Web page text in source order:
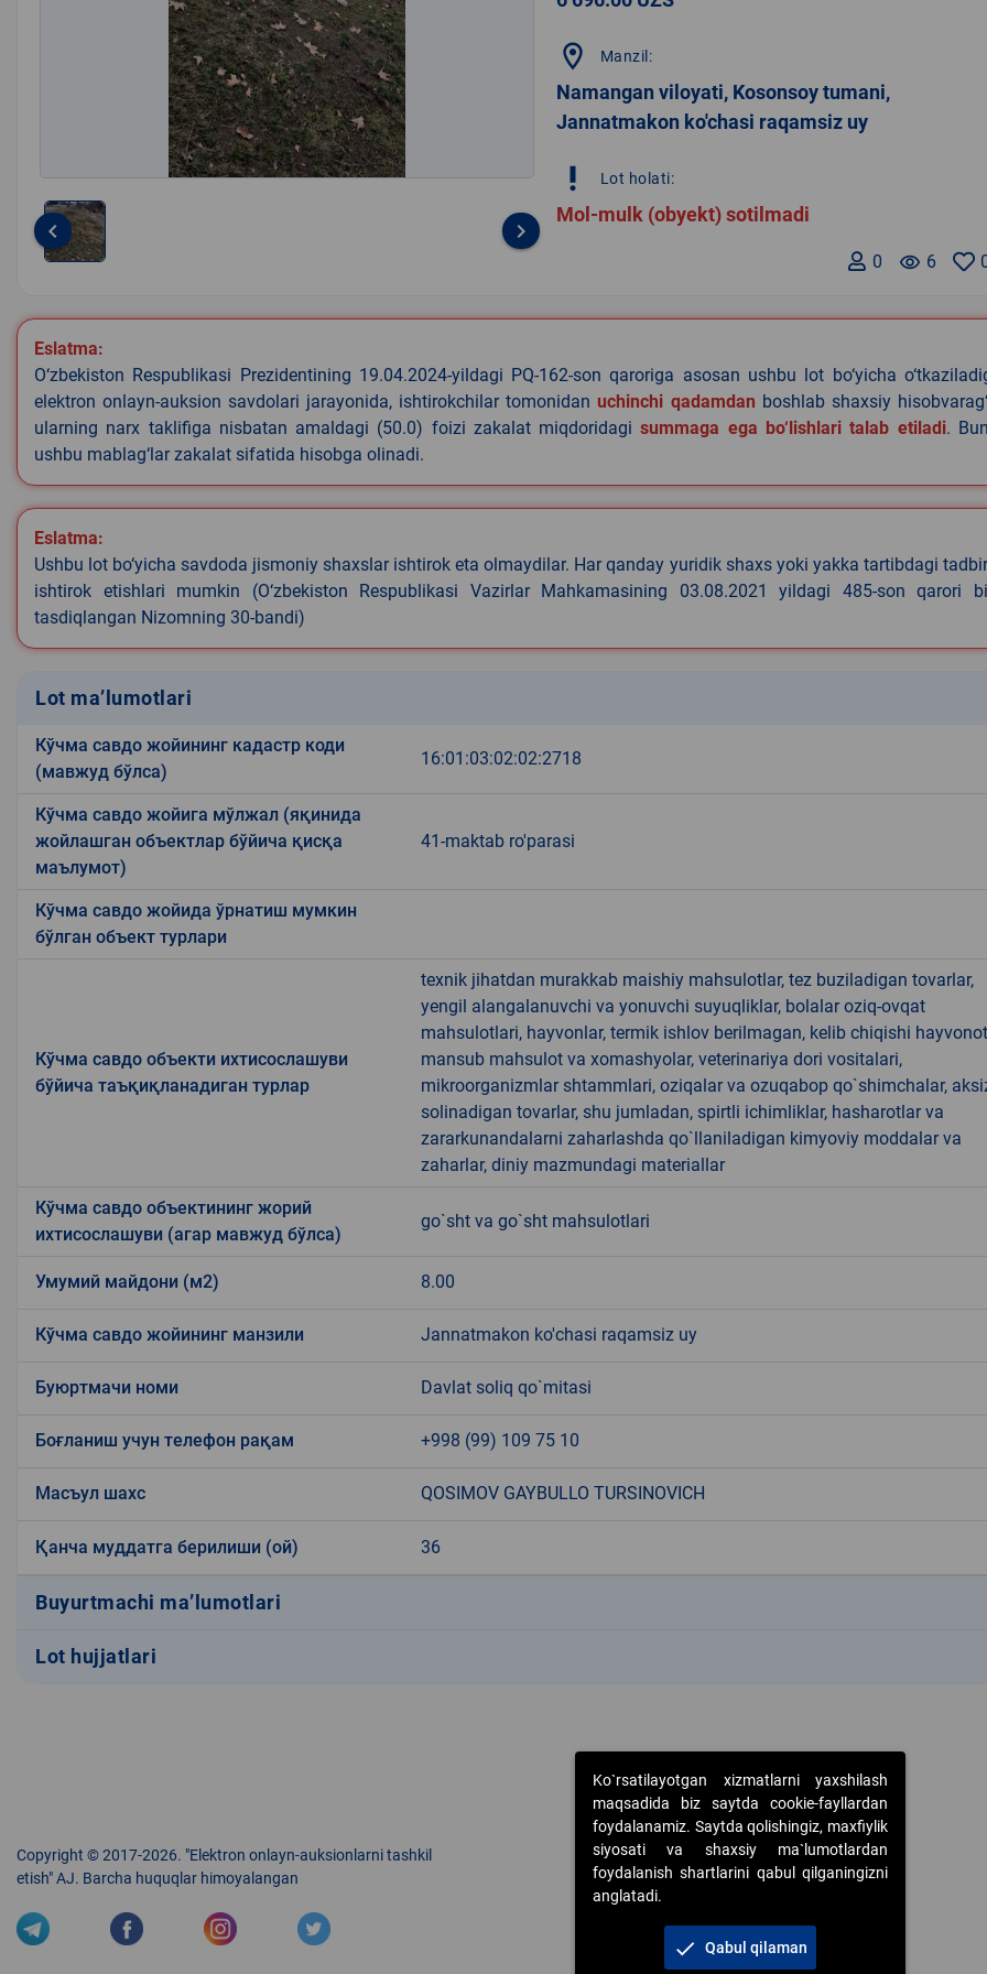
of
1
keyboard_arrow_left keyboard_arrow_right
location_on Manzil:
Namangan viloyati, Kosonsoy tumani,
Jannatmakon ko'chasi raqamsiz uy
priority_high Lot holati:
Mol-mulk (obyekt) sotilmadi
remove_red_eye 6
0
Eslatma:
O‘zbekiston Respublikasi Prezidentining 19.04.2024-yildagi PQ-162-son qaroriga asosan ushbu lot bo‘yicha
elektron onlayn-auksion savdolari jarayonida, ishtirokchilar tomonidanuchinchi qadamdan boshlab shaxsiy
ularning narx taklifiga nisbatan amaldagi (50.0) foizi zakalat miqdoridagisummaga ega bo‘lishlari talab etiladi.
ushbu mablag‘lar zakalat sifatida hisobga olinadi.
Eslatma:
Ushbu lot bo‘yicha savdoda jismoniy shaxslar ishtirok eta olmaydilar. Har qanday yuridik shaxs yoki yakka tartibdagi
ishtirok etishlari mumkin (O‘zbekiston Respublikasi Vazirlar Mahkamasining 03.08.2021 yildagi 485-son qarori
tasdiqlangan Nizomning 30-bandi)
Lot ma’lumotlari
Кўчма савдо жойининг кадастр коди
(мавжуд бўлса)
16:01:03:02:02:2718
Кўчма савдо жойига мўлжал (яқинида
жойлашган объектлар бўйича қисқа
маълумот)
41-maktab ro'parasi
Кўчма савдо жойида ўрнатиш мумкин
бўлган объект турлари
Кўчма савдо объекти ихтисослашуви
бўйича таъқиқланадиган турлар
texnik jihatdan murakkab maishiy mahsulotlar, tez buziladigan tovarlar,
yengil alangalanuvchi va yonuvchi suyuqliklar, bolalar oziq-ovqat
mahsulotlari, hayvonlar, termik ishlov berilmagan, kelib chiqishi
mansub mahsulot va xomashyolar, veterinariya dori vositalari,
mikroorganizmlar shtammlari, oziqalar va ozuqabop qo`shimchalar,
solinadigan tovarlar, shu jumladan, spirtli ichimliklar, hasharotlar va
zararkunandalarni zaharlashda qo`llaniladigan kimyoviy moddalar va
zaharlar, diniy mazmundagi materiallar
Кўчма савдо объектининг жорий
ихтисослашуви (агар мавжуд бўлса)
go`sht va go`sht mahsulotlari
Умумий майдони (м2) 8.00
Кўчма савдо жойининг манзили Jannatmakon ko'chasi raqamsiz uy
Буюртмачи номи Davlat soliq qo`mitasi
Боғланиш учун телефон рақам +998 (99) 109 75 10
Масъул шахс QOSIMOV GAYBULLO TURSINOVICH
Қанча муддатга берилиши (ой) 36
Buyurtmachi ma’lumotlari
Lot hujjatlari
Copyright © 2017-2026. "Elektron onlayn-auksionlarni tashkil
etish" AJ. Barcha huquqlar himoyalangan
Ko`rsatilayotgan xizmatlarni yaxshilash
maqsadida biz saytda cookie-fayllardan
foydalanamiz. Saytda qolishingiz, maxfiylik
siyosati va shaxsiy ma`lumotlardan
foydalanish shartlarini qabul qilganingizni
anglatadi.
check Qabul qilaman